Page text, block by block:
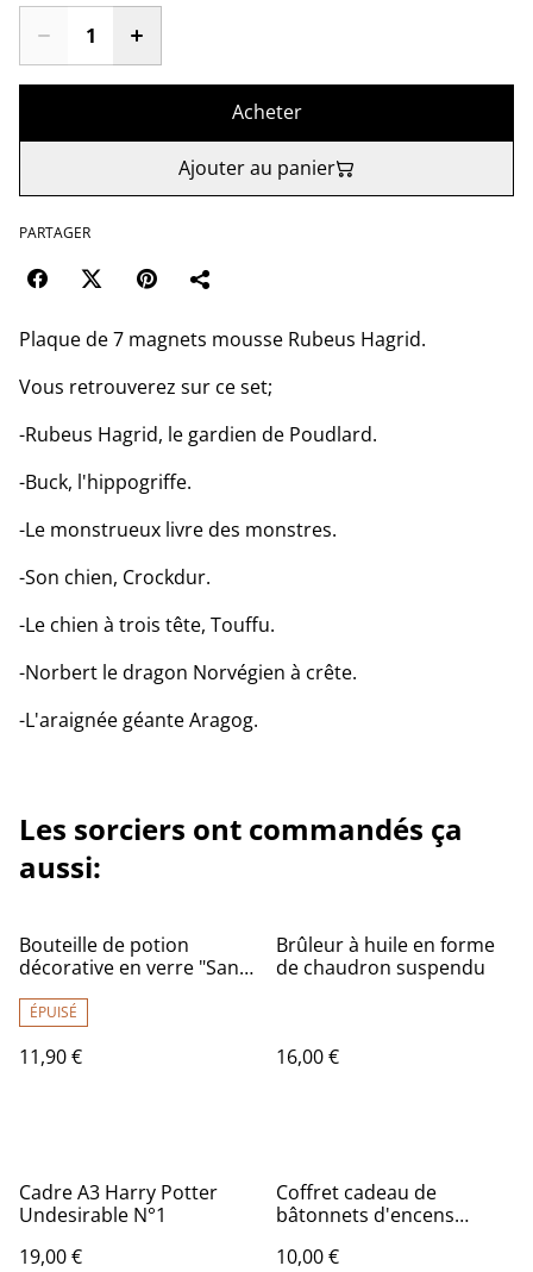
Acheter
Ajouter au panier
PARTAGER
Plaque de 7 magnets mousse Rubeus Hagrid.
Vous retrouverez sur ce set;
-Rubeus Hagrid, le gardien de Poudlard.
-Buck, l'hippogriffe.
-Le monstrueux livre des monstres.
-Son chien, Crockdur.
-Le chien à trois tête, Touffu.
-Norbert le dragon Norvégien à crête.
-L'araignée géante Aragog.
Les sorciers ont commandés ça
aussi:
Bouteille de potion
décorative en verre "Sang
ÉPUISÉ
11,90 €
Brûleur à huile en forme
de chaudron suspendu
16,00 €
Cadre A3 Harry Potter
Undesirable N°1
19,00 €
Coffret cadeau de
bâtonnets d'encens
Stokes
10,00 €